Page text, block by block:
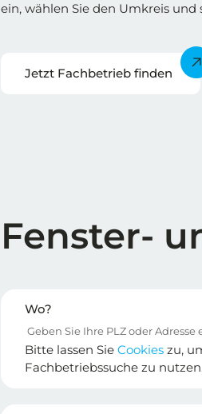
ein, wählen Sie den Umkreis und
Jetzt Fachbetrieb finden
Fenster-
Wo?
Bitte lassen Sie Cookies zu,
Fachbetriebssuche zu